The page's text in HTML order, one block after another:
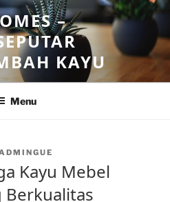
–
KAYU
Menu
Kayu Mebel
Berkualitas